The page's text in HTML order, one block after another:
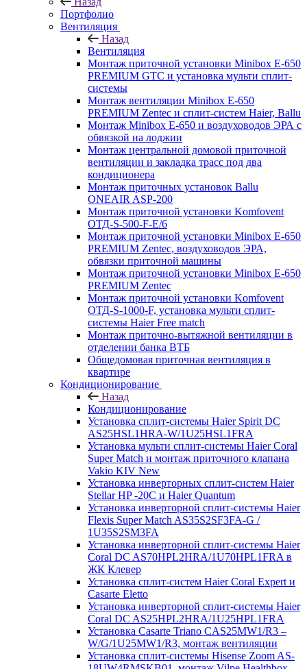
Портфолио
Вентиляция
Назад
Вентиляция
Монтаж приточной установки Minibox E-650
PREMIUM GTC и установка мульти сплит-
системы
Монтаж вентиляции Minibox E-650
PREMIUM Zentec и сплит-систем Haier, Ballu
Монтаж Minibox E-650 и воздуховодов ЭРА с
обвязкой на лоджии
Монтаж центральной домовой приточной
вентиляции и закладка трасс под два
кондиционера
Монтаж приточных установок Ballu
ONEAIR ASP-200
Монтаж приточной установки Komfovent
ОТД-S-500-F-E/6
Монтаж приточной установки Minibox E-650
PREMIUM Zentec, воздуховодов ЭРА,
обвязки приточной машины
Монтаж приточной установки Minibox E-650
PREMIUM Zentec
Монтаж приточной установки Komfovent
ОТД-S-1000-F, установка мульти сплит-
системы Haier Free match
Монтаж приточно-вытяжной вентиляции в
отделении банка ВТБ
Общедомовая приточная вентиляция в
квартире
Кондиционирование
Назад
Кондиционирование
Установка сплит-системы Haier Spirit DC
AS25HSL1HRA-W/1U25HSL1FRA
Установка мульти сплит-системы Haier Coral
Super Match и монтаж приточного клапана
Vakio KIV New
Установка инверторных сплит-систем Haier
Stellar HP -20С и Haier Quantum
Установка инверторной сплит-системы Haier
Flexis Super Match AS35S2SF3FA-G /
1U35S2SM3FA
Установка инверторной сплит-системы Haier
Coral DC AS70HPL2HRA/1U70HPL1FRA в
ЖК Клевер
Установка сплит-систем Haier Coral Expert и
Casarte Eletto
Установка инверторной сплит-системы Haier
Coral DC AS25HPL2HRA/1U25HPL1FRA
Установка Casarte Triano CAS25MW1/R3 –
W/G/1U25MW1/R3, монтаж вентиляции
Установка сплит-системы Hisense Zoom AS-